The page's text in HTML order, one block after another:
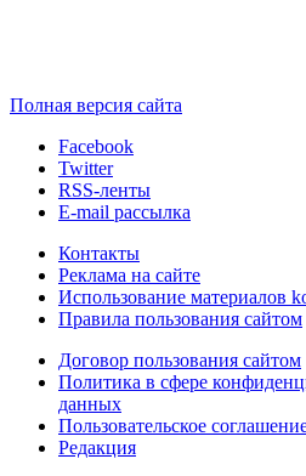
Полная версия сайта
Facebook
Twitter
RSS-ленты
E-mail рассылка
Контакты
Реклама на сайте
Использование материалов
Правила пользования сайтом
Договор пользования сайтом
Политика в сфере
данных
Пользовательское
Редакция